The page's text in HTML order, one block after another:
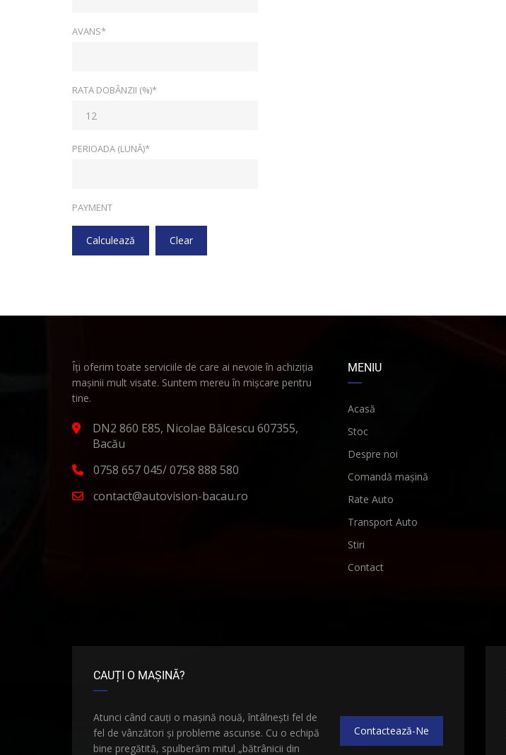
AVANS*
RATA DOBÂNZII (%)*
PERIOADA (LUNĂ)*
PAYMENT
Calculează Clear
Îți oferim toate serviciile de care ai nevoie în achiziția
mașinii mult visate. Suntem mereu în mișcare pentru
tine.
DN2 860 E85, Nicolae Bălcescu 607355,
Bacău
0758 657 045/ 0758 888 580
contact@autovision-bacau.ro
MENIU
Acasă
Stoc
Despre noi
Comandă mașină
Rate Auto
Transport Auto
Stiri
Contact
CAUȚI O MAȘINĂ?
Atunci când cauți o mașină nouă, întâlnești fel de
fel de vânzători și probleme ascunse. Cu o echipă
bine pregătită, spulberăm mitul „bătrânicii din
Contactează-Ne